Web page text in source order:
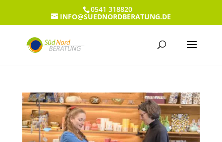
0541 318820
INFO@SUEDNORDBERATUNG.DE